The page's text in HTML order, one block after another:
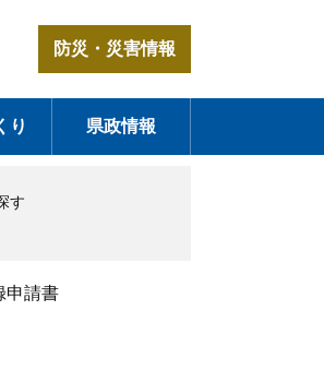
防災・災害情報
り 県政情報
す
申請書